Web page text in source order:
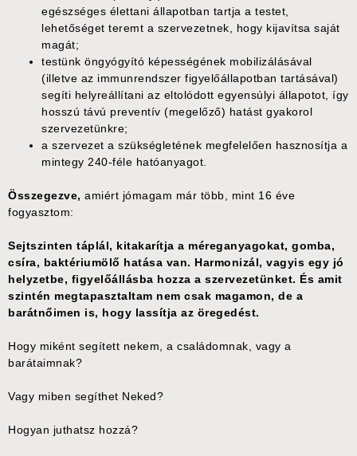
egészséges élettani állapotban tartja a testet,
lehetőséget teremt a szervezetnek, hogy kijavítsa saját
magát;
testünk öngyógyító képességének mobilizálásával
(illetve az immunrendszer figyelőállapotban tartásával)
segíti helyreállítani az eltolódott egyensúlyi állapotot, így
hosszú távú preventív (megelőző) hatást gyakorol
szervezetünkre;
a szervezet a szükségletének megfelelően hasznosítja a
mintegy 240-féle hatóanyagot.
Összegezve, amiért jómagam már több, mint 16 éve
fogyasztom:
Sejtszinten táplál, kitakarítja a méreganyagokat, gomba,
csíra, baktériumölő hatása van. Harmonizál, vagyis egy jó
helyzetbe, figyelőállásba hozza a szervezetünket. És amit
szintén megtapasztaltam nem csak magamon, de a
barátnőimen is, hogy lassítja az öregedést.
Hogy miként segített nekem, a családomnak, vagy a
barátaimnak?
Vagy miben segíthet Neked?
Hogyan juthatsz hozzá?